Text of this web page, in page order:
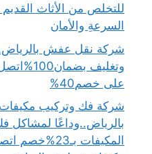
السرعةِ والأمان
شركة نقل عفش
وتغليف
على خصم40%
شركة فك وتركيب مكيفات
بالرياض..وداعًا لمشاكل
المكيفات